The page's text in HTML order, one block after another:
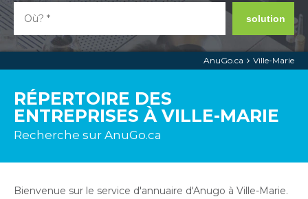
solution
AnuGo.ca Ville-Marie
RÉPERTOIRE DES
ENTREPRISES À VILLE-MARIE
Recherche sur AnuGo.ca
Bienvenue sur le service d'annuaire d'Anugo à Ville-Marie.